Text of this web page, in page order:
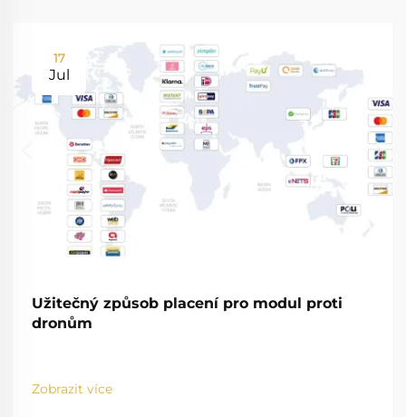
17
Jul
Užitečný způsob placení pro modul proti
dronům
Zobrazit více